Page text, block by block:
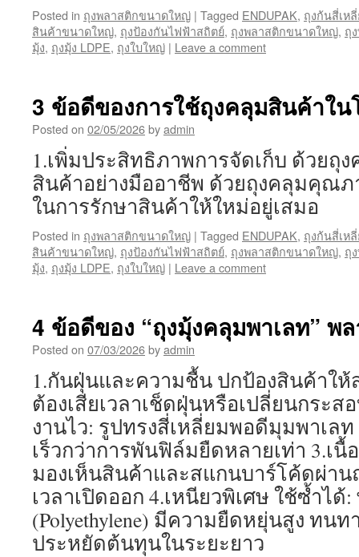
Posted in ถุงพลาสติกขนาดใหญ่ | Tagged ENDUPAK, ถุงก้นสี่เห
สินค้าขนาดใหญ่, ถุงป้องกันไฟฟ้าสถิตย์, ถุงพลาสติกขนาดใหญ่, ถุ
มุ้ง, ถุงมุ้ง LDPE, ถุงใบใหญ่ | Leave a comment
3 ข้อดีของการใช้ถุงคลุมสินค้าใน
Posted on 02/05/2026byadmin
1.เพิ่มประสิทธิภาพการจัดเก็บ ด้วยถุ
สินค้าอย่างมืออาชีพ ด้วยถุงคลุมคุณภ
ในการรักษาสินค้าให้ใหม่อยู่เสมอ
Posted in ถุงพลาสติกขนาดใหญ่ | Tagged ENDUPAK, ถุงก้นสี่เห
สินค้าขนาดใหญ่, ถุงป้องกันไฟฟ้าสถิตย์, ถุงพลาสติกขนาดใหญ่, ถุ
มุ้ง, ถุงมุ้ง LDPE, ถุงใบใหญ่ | Leave a comment
4 ข้อดีของ “ถุงมุ้งคลุมพาเลท” พ
Posted on 07/03/2026byadmin
1.กันฝุ่นและความชื้น ปกป้องสินค้าใ
ต้องเสียเวลาเช็ดฝุ่นหรือเปลี่ยนกระส
งานไว: รูปทรงสี่เหลี่ยมพอดีมุมพาเล
เร็วกว่าการพันฟิล์มยืดหลายเท่า 3.เนื้
มองเห็นสินค้าและสแกนบาร์โค้ดผ่าน
เวลาเปิดออก 4.เหนียวพิเศษ ใช้ซ้ำได้
(Polyethylene) มีความยืดหยุ่นสูง ทน
ประหยัดต้นทุนในระยะยาว